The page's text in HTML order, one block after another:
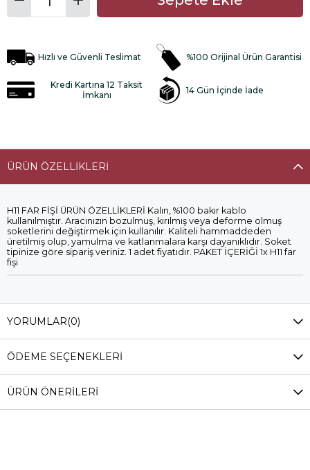
Hızlı ve Güvenli Teslimat %100 Orijinal Ürün Garantisi
Kredi Kartına 12 Taksit
İmkanı
14 Gün İçinde İade
ÜRÜN ÖZELLIKLERI
H11 FAR FİŞİ ÜRÜN ÖZELLİKLERİ Kalın, %100 bakır kablo
kullanılmıştır. Aracınızın bozulmuş, kırılmış veya deforme olmuş
soketlerini değiştirmek için kullanılır. Kaliteli hammaddeden
üretilmiş olup, yamulma ve katlanmalara karşı dayanıklıdır. Soket
tipinize göre sipariş veriniz. 1 adet fiyatıdır. PAKET İÇERİĞİ 1x H11 far
fişi
YORUMLAR(0)
ÖDEME SEÇENEKLERI
ÜRÜN ÖNERILERI